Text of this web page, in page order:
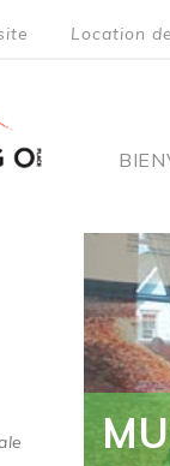
Location